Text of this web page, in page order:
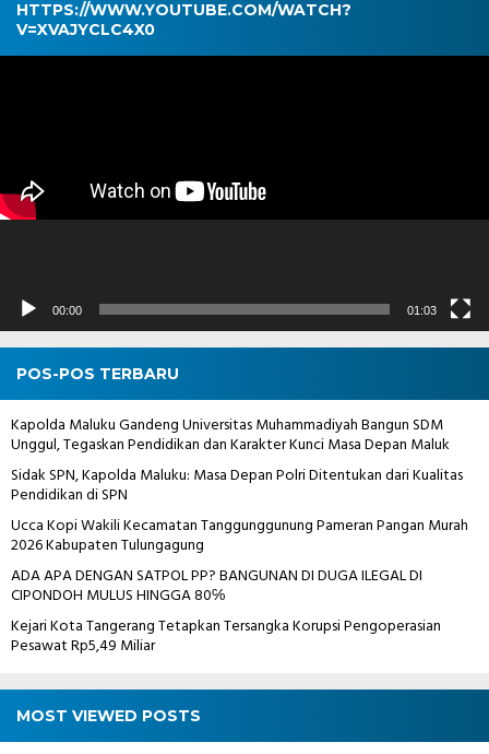
HTTPS://WWW.YOUTUBE.COM/WATCH?
V=XVAJYCLC4X0
Pemutar
00:00 01:03
POS-POS TERBARU
Kapolda Maluku Gandeng Universitas Muhammadiyah Bangun SDM
Unggul, Tegaskan Pendidikan dan Karakter Kunci Masa Depan Maluk
Sidak SPN, Kapolda Maluku: Masa Depan Polri Ditentukan dari Kualitas
Pendidikan di SPN
Ucca Kopi Wakili Kecamatan Tanggunggunung Pameran Pangan Murah
2026 Kabupaten Tulungagung
ADA APA DENGAN SATPOL PP? BANGUNAN DI DUGA ILEGAL DI
CIPONDOH MULUS HINGGA 80℅
Kejari Kota Tangerang Tetapkan Tersangka Korupsi Pengoperasian
Pesawat Rp5,49 Miliar
MOST VIEWED POSTS